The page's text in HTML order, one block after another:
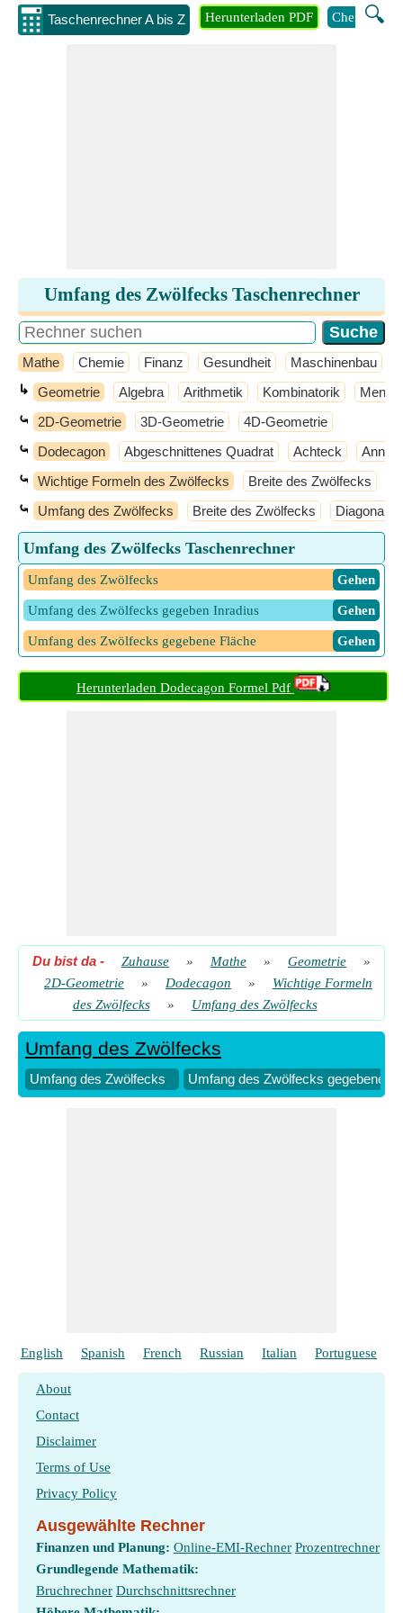
Taschenrechner A bis Z 🔍
Herunterladen PDF Chemie
Umfang des Zwölfecks Taschenrechner
Mathe Chemie Finanz Gesundheit Maschinenbau
↳ Geometrie Algebra Arithmetik Kombinatorik
⤿ 2D-Geometrie 3D-Geometrie 4D-Geometrie
⤿ Dodecagon Abgeschnittenes Quadrat Achteck
⤿ Wichtige Formeln des Zwölfecks Breite des Zwölfecks
⤿ Umfang des Zwölfecks Breite des Zwölfecks Diagonale
Umfang des Zwölfecks Taschenrechner
Umfang des Zwölfecks ​ Gehen
Umfang des Zwölfecks gegeben Inradius ​ Gehen
Umfang des Zwölfecks gegebene Fläche ​ Gehen
Herunterladen Dodecagon Formel Pdf
Du bist da - Zuhause » Mathe » Geometrie
»
2D-Geometrie
» Dodecagon »
Wichtige Formeln
des Zwölfecks
» Umfang des Zwölfecks
Umfang des Zwölfecks
Umfang des Zwölfecks Umfang des Zwölfecks gegebene
English Spanish French Russian Italian Portuguese
About
Contact
Disclaimer
Terms of Use
Privacy Policy
Ausgewählte Rechner
Finanzen und Planung: Online-EMI-Rechner Prozentrechner
Grundlegende Mathematik:
Bruchrechner Durchschnittsrechner